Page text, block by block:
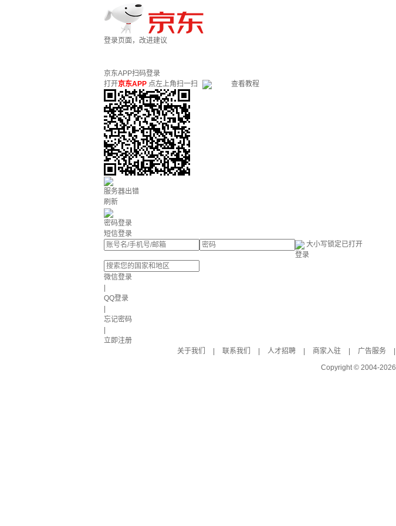
登录页面，改进建议
京东APP扫码登录
打开京东APP 点左上角扫一扫 查看教程
服务器出错
刷新
密码登录
短信登录
大小写锁定已打开
登录
微信登录
QQ登录
忘记密码
立即注册
关于我们
联系我们 人才招聘 商家入驻 广告服务
Copyright © 2004-2026